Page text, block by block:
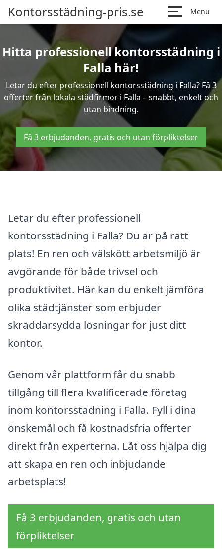
Kontorsstädning-pris.se Menu
Hitta professionell kontorsstädning i
Falla här!
Letar du efter professionell kontorsstädning i Falla? Få 3
offerter från lokala städfirmor i Falla – snabbt, enkelt och
utan bindning.
Få 3 erbjudanden, gratis och utan förpliktelser
Letar du efter professionell
kontorsstädning i Falla? Du är på rätt
plats! En ren och välskött arbetsmiljö är
avgörande för både trivsel och
produktivitet. Här kan du enkelt jämföra
olika städtjänster som erbjuder
skräddarsydda lösningar för just ditt
kontor.
Genom vår plattform får du snabb
tillgång till flera kvalificerade företag
inom kontorsstädning i Falla. Fyll i dina
önskemål och få kostnadsfria offerter
direkt från experterna. Låt oss hjälpa dig
att skapa en ren och inbjudande
arbetsplats!
Få 3 erbjudanden, gratis och utan
förpliktelser